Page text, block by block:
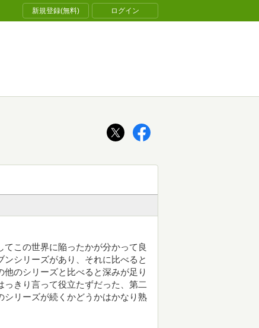
新規登録(無料) ログイン
この世界に陥ったかが分かって良
シリーズがあり、それに比べると
のシリーズと比べると深みが足り
きり言って役立たずだった、第二
リーズが続くかどうかはかなり熟